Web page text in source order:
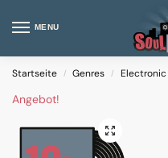
MENU
Startseite / Genres / Electronic
Angebot!